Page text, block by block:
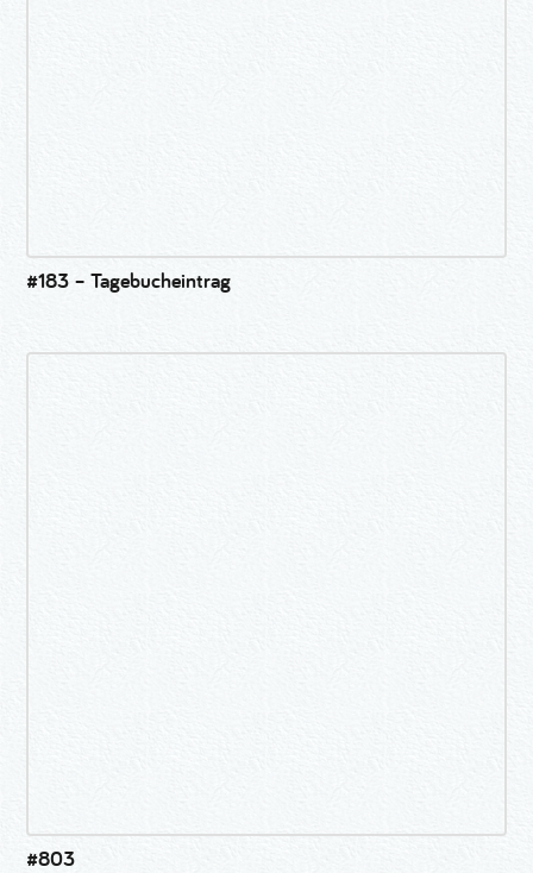
#183 – Tagebucheintrag
#803